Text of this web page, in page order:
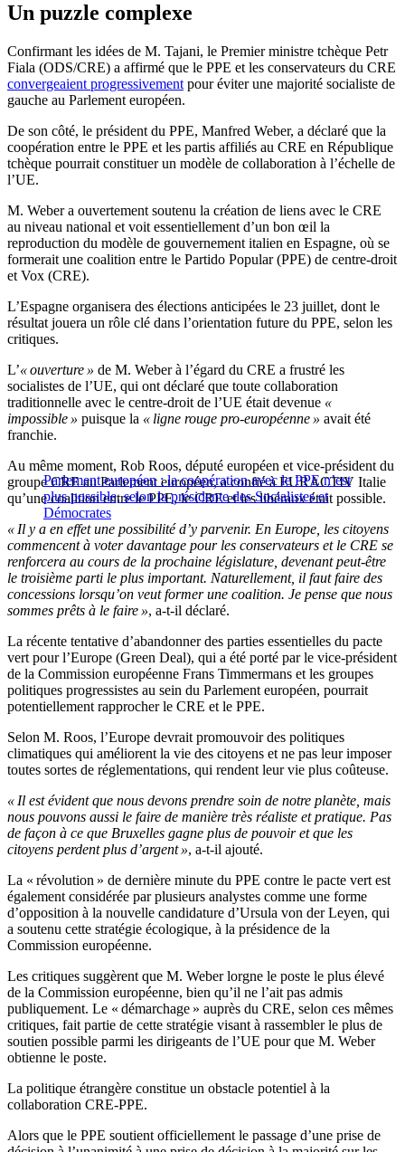
Un puzzle complexe
Confirmant les idées de M. Tajani, le Premier ministre tchèque Petr
Fiala (ODS/CRE) a affirmé que le PPE et les conservateurs du CRE
convergeaient progressivement pour éviter une majorité socialiste de
gauche au Parlement européen.
De son côté, le président du PPE, Manfred Weber, a déclaré que la
coopération entre le PPE et les partis affiliés au CRE en République
tchèque pourrait constituer un modèle de collaboration à l’échelle de
l’UE.
M. Weber a ouvertement soutenu la création de liens avec le CRE
au niveau national et voit essentiellement d’un bon œil la
reproduction du modèle de gouvernement italien en Espagne, où se
formerait une coalition entre le Partido Popular (PPE) de centre-droit
et Vox (CRE).
L’Espagne organisera des élections anticipées le 23 juillet, dont le
résultat jouera un rôle clé dans l’orientation future du PPE, selon les
critiques.
L’« ouverture » de M. Weber à l’égard du CRE a frustré les
socialistes de l’UE, qui ont déclaré que toute collaboration
traditionnelle avec le centre-droit de l’UE était devenue «
impossible » puisque la « ligne rouge pro-européenne » avait été
franchie.
Parlement européen : la coopération avec le PPE n’est
plus possible, selon la présidente des Socialistes et
Démocrates
Au même moment, Rob Roos, député européen et vice-président du
groupe CRE au Parlement européen, a confié à EURACTIV Italie
qu’une coalition entre le PPE, le CRE et les libéraux était possible.
« Il y a en effet une possibilité d’y parvenir. En Europe, les citoyens
commencent à voter davantage pour les conservateurs et le CRE se
renforcera au cours de la prochaine législature, devenant peut-être
le troisième parti le plus important. Naturellement, il faut faire des
concessions lorsqu’on veut former une coalition. Je pense que nous
sommes prêts à le faire », a-t-il déclaré.
La récente tentative d’abandonner des parties essentielles du pacte
vert pour l’Europe (Green Deal), qui a été porté par le vice-président
de la Commission européenne Frans Timmermans et les groupes
politiques progressistes au sein du Parlement européen, pourrait
potentiellement rapprocher le CRE et le PPE.
Selon M. Roos, l’Europe devrait promouvoir des politiques
climatiques qui améliorent la vie des citoyens et ne pas leur imposer
toutes sortes de réglementations, qui rendent leur vie plus coûteuse.
« Il est évident que nous devons prendre soin de notre planète, mais
nous pouvons aussi le faire de manière très réaliste et pratique. Pas
de façon à ce que Bruxelles gagne plus de pouvoir et que les
citoyens perdent plus d’argent », a-t-il ajouté.
La « révolution » de dernière minute du PPE contre le pacte vert est
également considérée par plusieurs analystes comme une forme
d’opposition à la nouvelle candidature d’Ursula von der Leyen, qui
a soutenu cette stratégie écologique, à la présidence de la
Commission européenne.
Les critiques suggèrent que M. Weber lorgne le poste le plus élevé
de la Commission européenne, bien qu’il ne l’ait pas admis
publiquement. Le « démarchage » auprès du CRE, selon ces mêmes
critiques, fait partie de cette stratégie visant à rassembler le plus de
soutien possible parmi les dirigeants de l’UE pour que M. Weber
obtienne le poste.
La politique étrangère constitue un obstacle potentiel à la
collaboration CRE-PPE.
Alors que le PPE soutient officiellement le passage d’une prise de